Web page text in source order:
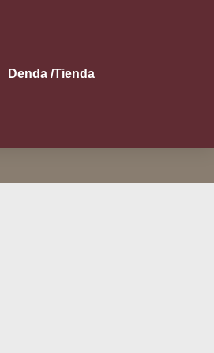
Den­da /​Tien­da